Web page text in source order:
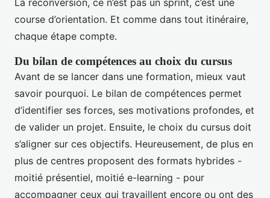
La reconversion, ce n’est pas un sprint, c’est une
course d’orientation. Et comme dans tout itinéraire,
chaque étape compte.
Du bilan de compétences au choix du cursus
Avant de se lancer dans une formation, mieux vaut
savoir pourquoi. Le bilan de compétences permet
d’identifier ses forces, ses motivations profondes, et
de valider un projet. Ensuite, le choix du cursus doit
s’aligner sur ces objectifs. Heureusement, de plus en
plus de centres proposent des formats hybrides -
moitié présentiel, moitié e-learning - pour
accompagner ceux qui travaillent encore ou ont des